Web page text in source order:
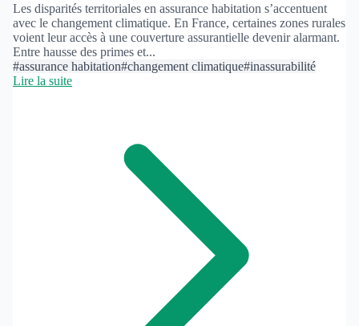
Les disparités territoriales en assurance habitation s’accentuent
avec le changement climatique. En France, certaines zones rurales
voient leur accès à une couverture assurantielle devenir alarmant.
Entre hausse des primes et...
#assurance habitation#changement climatique#inassurabilité
Lire la suite